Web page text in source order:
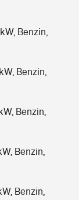
Benzin,
Benzin,
Benzin,
Benzin,
Benzin,